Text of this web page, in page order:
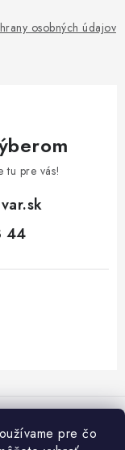
pre čo
osobných údajov
tu pre vás!
44